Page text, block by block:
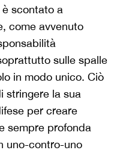
è scontato a
come avvenuto
sulle spalle
in modo unico. Ciò
stringere la sua
per creare
sempre profonda
uno-contro-uno